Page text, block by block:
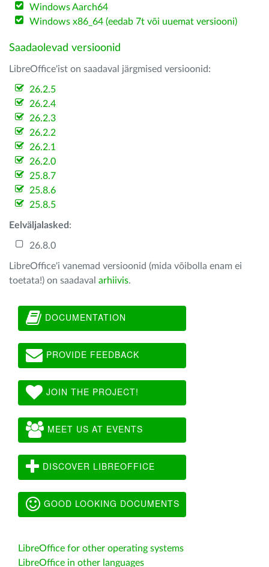
Windows Aarch64
Windows x86_64 (eedab 7t või uuemat versiooni)
Saadaolevad versioonid
LibreOffice'ist on saadaval järgmised versioonid:
26.2.5
26.2.4
26.2.3
26.2.2
26.2.1
26.2.0
25.8.7
25.8.6
25.8.5
Eelväljalasked :
26.8.0
LibreOffice'i vanemad versioonid (mida võibolla enam ei
toetata!) on saadaval arhiivis.
DOCUMENTATION
PROVIDE FEEDBACK
JOIN THE PROJECT!
MEET US AT EVENTS
DISCOVER LIBREOFFICE
GOOD LOOKING DOCUMENTS
LibreOffice for other operating systems
LibreOffice in other languages